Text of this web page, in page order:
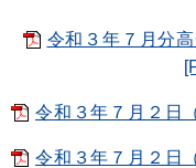
令和３年７月分
令和３年７月２日
令和３年７月２日